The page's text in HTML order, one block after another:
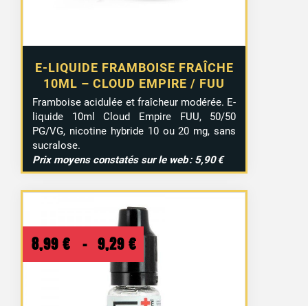
E-LIQUIDE FRAMBOISE FRAÎCHE
10ML – CLOUD EMPIRE / FUU
Framboise acidulée et fraîcheur modérée. E-
liquide 10ml Cloud Empire FUU, 50/50
PG/VG, nicotine hybride 10 ou 20 mg, sans
sucralose.
Prix moyens constatés sur le web : 5,90 €
8,99 € – 9,29 € Plage
de
prix :